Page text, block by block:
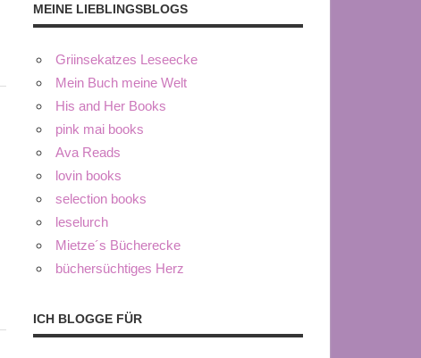
MEINE LIEBLINGSBLOGS
Griinsekatzes Leseecke
Mein Buch meine Welt
His and Her Books
pink mai books
Ava Reads
lovin books
selection books
leselurch
Mietze´s Bücherecke
büchersüchtiges Herz
ICH BLOGGE FÜR